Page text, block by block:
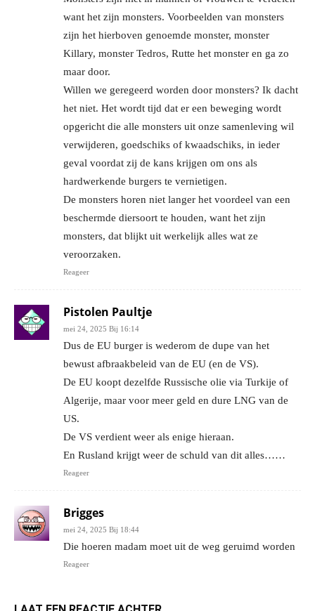
want het zijn monsters. Voorbeelden van monsters
zijn het hierboven genoemde monster, monster
Killary, monster Tedros, Rutte het monster en ga zo
maar door.
Willen we geregeerd worden door monsters? Ik dacht
het niet. Het wordt tijd dat er een beweging wordt
opgericht die alle monsters uit onze samenleving wil
verwijderen, goedschiks of kwaadschiks, in ieder
geval voordat zij de kans krijgen om ons als
hardwerkende burgers te vernietigen.
De monsters horen niet langer het voordeel van een
beschermde diersoort te houden, want het zijn
monsters, dat blijkt uit werkelijk alles wat ze
veroorzaken.
Reageer
Pistolen Paultje
mei 24, 2025 Bij 16:14
Dus de EU burger is wederom de dupe van het
bewust afbraakbeleid van de EU (en de VS).
De EU koopt dezelfde Russische olie via Turkije of
Algerije, maar voor meer geld en dure LNG van de
US.
De VS verdient weer als enige hieraan.
En Rusland krijgt weer de schuld van dit alles……
Reageer
Brigges
mei 24, 2025 Bij 18:44
Die hoeren madam moet uit de weg geruimd worden
Reageer